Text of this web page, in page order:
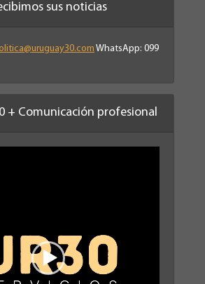
sus noticias
WhatsApp: 099
+ Comunicación profesional